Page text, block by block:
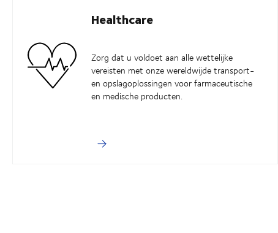
Healthcare
Zorg dat u voldoet aan alle wettelijke
vereisten met onze wereldwijde transport-
en opslagoplossingen voor farmaceutische
en medische producten.